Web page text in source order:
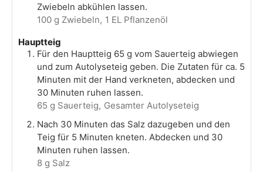
Zwiebeln abkühlen lassen.
100 g Zwiebeln, 1 EL Pflanzenöl
Hauptteig
Für den Hauptteig 65 g vom Sauerteig abwiegen
und zum Autolyseteig geben. Die Zutaten für ca. 5
Minuten mit der Hand verkneten, abdecken und
30 Minuten ruhen lassen.
65 g Sauerteig, Gesamter Autolyseteig
Nach 30 Minuten das Salz dazugeben und den
Teig für 5 Minuten kneten. Abdecken und 30
Minuten ruhen lassen.
8 g Salz